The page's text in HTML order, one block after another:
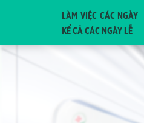
LÀM VIỆC CÁC NGÀY
KỂ CẢ CÁC NGÀY LỄ